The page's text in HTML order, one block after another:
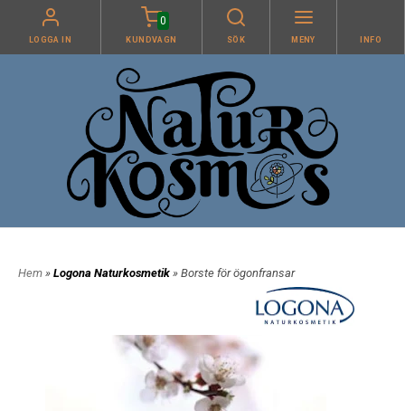
LOGGA IN
0
KUNDVAGN SÖK MENY INFO
Hem » Logona Naturkosmetik » Borste för ögonfransar